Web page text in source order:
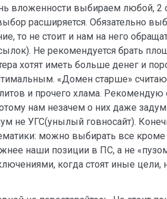
вложенности выбираем любой, 2
расширяется. Обязательно
то не стоит и нам на него
Не рекомендуется брать
хотят иметь больше денег и
«Домен старше»
и прочего хлама. Рекомендую
нам незачем о них даже
не УГС(унылый говносайт).
можно выбирать все
наши позиции в ПС, а не
когда стоят иные